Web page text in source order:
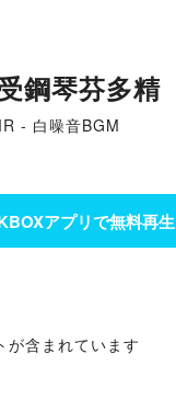
鋼琴芬多精
- 白噪音BGM
アプリで無料再生
が含まれています